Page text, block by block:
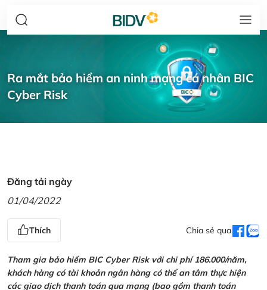
Ra mắt bảo hiểm an ninh mạng cá nhân BIC
Cyber Risk
Đăng tải ngày
01/04/2022
Thích Chia sẻ qua
Tham gia bảo hiểm BIC Cyber Risk với chi phí 186.000/năm,
khách hàng có tài khoản ngân hàng có thể an tâm thực hiện
các giao dịch thanh toán qua mạng (bao gồm thanh toán